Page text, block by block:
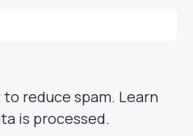
reduce spam. Learn
is processed.